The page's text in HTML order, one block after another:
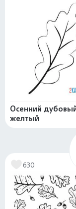
Осенний
желтый
630